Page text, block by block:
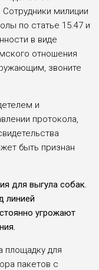
милиции
по статье 15.47 и
в виде
отношения
звоните
и
протокола,
быть признан
для выгула собак.
линией
угрожают
пло­щадку для
пакетов с